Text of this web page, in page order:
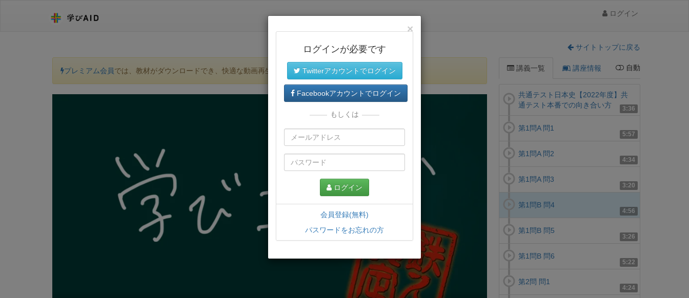
ログイン
サイトトップに戻る
プレミアム会員では、教材がダウンロードでき、快適な動画再生環境が提供されます。 講義一覧 講座情報 自動
3:36
共通テスト日本史【2022年度】共
通テスト本番での向き合い方
5:57
第1問A 問1
4:34
第1問A 問2
3:20
第1問A 問3
4:56
第1問B 問4
3:26
第1問B 問5
5:22
第1問B 問6
4:24
第2問 問1
×
ログインが必要です
Twitterアカウントでログイン
Facebookアカウントでログイン
もしくは
ログイン
会員登録(無料)
パスワードをお忘れの方